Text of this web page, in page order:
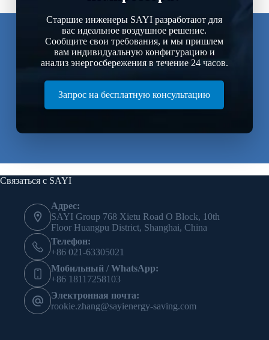
Старшие инженеры SAYI разработают для
вас идеальное воздушное решение.
Сообщите свои требования, и мы пришлем
вам индивидуальную конфигурацию и
анализ энергосбережения в течение 24 часов.
Запрос на бесплатную консультацию
Связаться с SAYI
Адрес:
SAYI Group 768 Xietu Road O Block, 10th
Floor Huangpu District, Shanghai, China
Телефон:
+86 021-63305021
Мобильный / WhatsApp:
+86 18117258103
Электронная почта:
rookie.zhang@sayienergy-saving.com